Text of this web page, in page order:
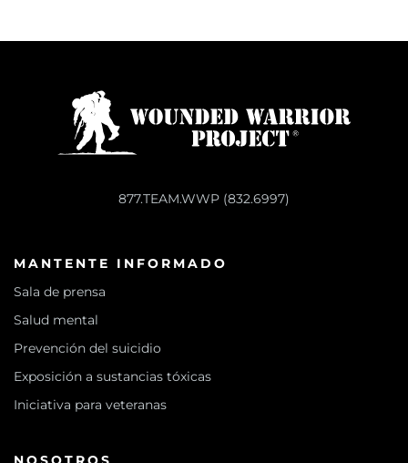
877.TEAM.WWP (832.6997)
MANTENTE INFORMADO
Sala de prensa
Salud mental
Prevención del suicidio
Exposición a sustancias tóxicas
Iniciativa para veteranas